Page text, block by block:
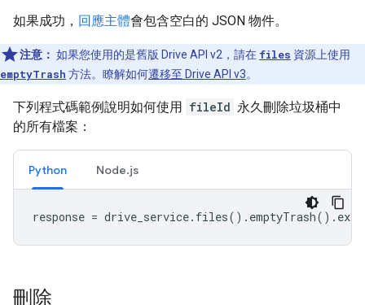
如果成功， 回應主體會包含空白的 JSON 物件。
注意： 如果您使用的是舊版 Drive API v2，請在 files 資源上使用
emptyTrash 方法。瞭解如何遷移至 Drive API v3。
下列程式碼範例說明如何使用 fileId 永久刪除垃圾桶中
的所有檔案：
Python Node.js
response = drive_service. files() . emptyTrash() .
刪除